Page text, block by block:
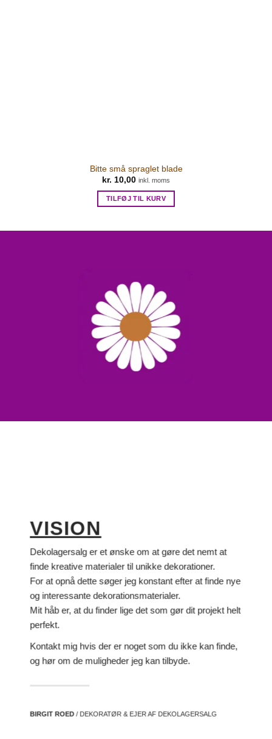
Bitte små spraglet blade
kr. 10,00 inkl. moms
TILFØJ TIL KURV
VISION
Dekolagersalg er et ønske om at gøre det nemt at
finde kreative materialer til unikke dekorationer.
For at opnå dette søger jeg konstant efter at finde nye
og interessante dekorationsmaterialer.
Mit håb er, at du finder lige det som gør dit projekt helt
perfekt.
Kontakt mig hvis der er noget som du ikke kan finde,
og hør om de muligheder jeg kan tilbyde.
BIRGIT ROED/ DEKORATØR & EJER AF DEKOLAGERSALG